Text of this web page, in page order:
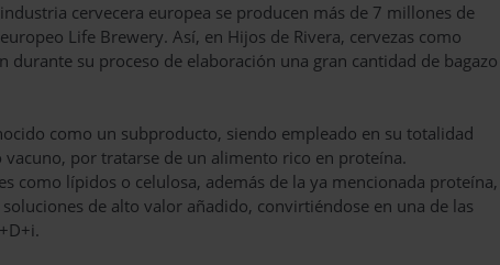
cervecera europea se producen más de 7 millones de
Life Brewery. Así, en Hijos de Rivera, cervezas como
durante su proceso de elaboración una gran cantidad de bagazo
como un subproducto, siendo empleado en su totalidad
por tratarse de un alimento rico en proteína.
como lípidos o celulosa, además de la ya mencionada proteína,
de alto valor añadido, convirtiéndose en una de las